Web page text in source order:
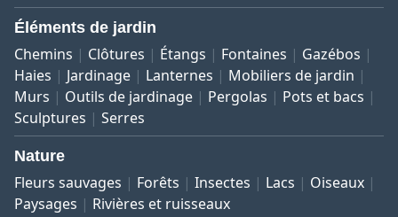
Éléments de jardin
Chemins Clôtures Étangs Fontaines
Gazébos
Haies
Jardinage Lanternes
Mobiliers de jardin
Murs
Outils de jardinage Pergolas
Pots et bacs
Sculptures
Serres
Nature
Fleurs sauvages Forêts Insectes Lacs
Oiseaux
Paysages
Rivières et ruisseaux